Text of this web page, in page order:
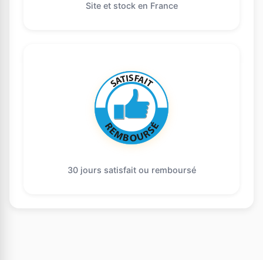
Site et stock en France
30 jours satisfait ou remboursé